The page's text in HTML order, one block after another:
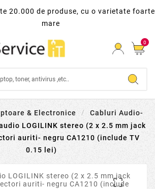
20.000 de produse, cu o varietate foarte
mare
0
& Electronice
Cabluri Audio-
LOGILINK stereo (2 x 2.5 mm jack
auriti- negru CA1210 (include TV
0.15 lei)
